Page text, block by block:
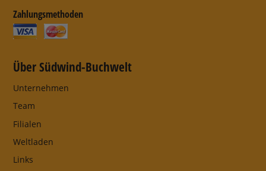
Zahlungsmethoden
Über Südwind-Buchwelt
Unternehmen
Team
Filialen
Weltladen
Links